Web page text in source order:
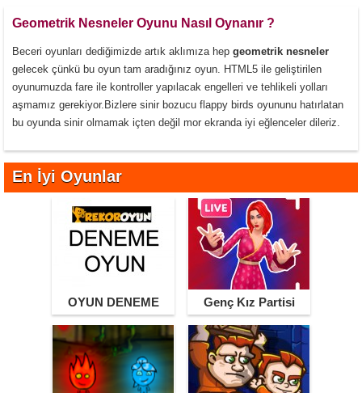
Geometrik Nesneler Oyunu Nasıl Oynanır ?
Beceri oyunları dediğimizde artık aklımıza hep geometrik nesneler
gelecek çünkü bu oyun tam aradığınız oyun. HTML5 ile geliştirilen
oyunumuzda fare ile kontroller yapılacak engelleri ve tehlikeli yolları
aşmamız gerekiyor.Bizlere sinir bozucu flappy birds oyununu hatırlatan
bu oyunda sinir olmamak içten değil mor ekranda iyi eğlenceler dileriz.
En İyi Oyunlar
OYUN DENEME Genç Kız Partisi